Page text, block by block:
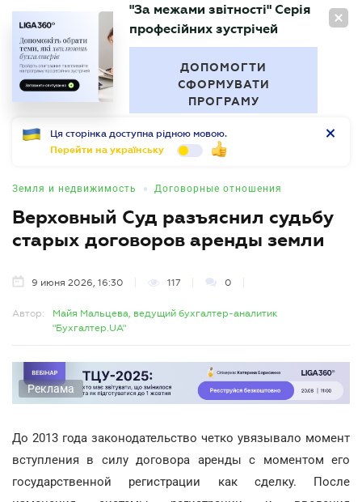
RU
БУХГАЛТЕР
"За межами звітності" Серія
професійних зустрічей
ДОПОМОГТИ
СФОРМУВАТИ
ПРОГРАМУ
Ця сторінка доступна рідною мовою.
Перейти на українську
Земля и недвижимость • Договорные отношения
Верховный Суд разъяснил судьбу
старых договоров аренды земли
9 июня 2026, 16:30 117 0
Автор:
Майя Мальцева, ведущий бухгалтер-аналитик
"Бухгалтер.UA"
Реклама
До 2013 года законодательство четко увязывало момент
вступления в силу договора аренды с моментом его
государственной регистрации как сделку. После